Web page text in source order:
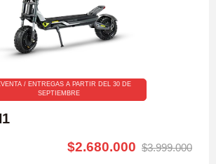
/ ENTREGAS A PARTIR DEL 30 DE
SEPTIEMBRE
$2.680.000 $3.999.000